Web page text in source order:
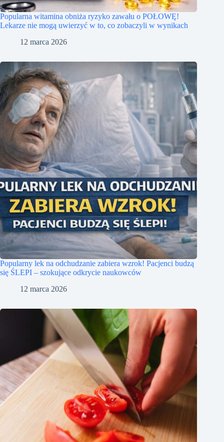
Popularna witamina obniża ryzyko zawału o POŁOWĘ!
Lekarze nie mogą uwierzyć w to, co zobaczyli w wynikach
12 marca 2026
Popularny lek na odchudzanie zabiera wzrok! Pacjenci budzą
się ŚLEPI – szokujące odkrycie naukowców
12 marca 2026